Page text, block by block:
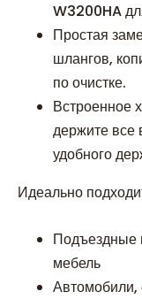
W3200HA
Простая
шлангов,
по очистке.
Встроенное
держите все
удобного
Идеально
Подъездные
мебель